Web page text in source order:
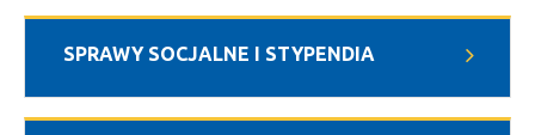
SPRAWY SOCJALNE I STYPENDIA